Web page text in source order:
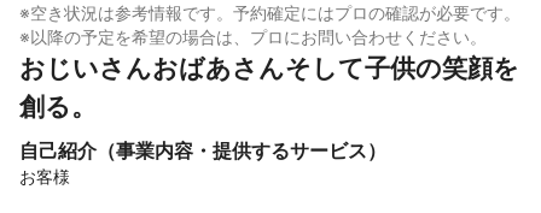
※空き状況は参考情報です。予約確定にはプロの確認が必要です。
※以降の予定を希望の場合は、プロにお問い合わせください。
おじいさんおばあさんそして子供の笑顔を
創る。
自己紹介（事業内容・提供するサービス）
お客様